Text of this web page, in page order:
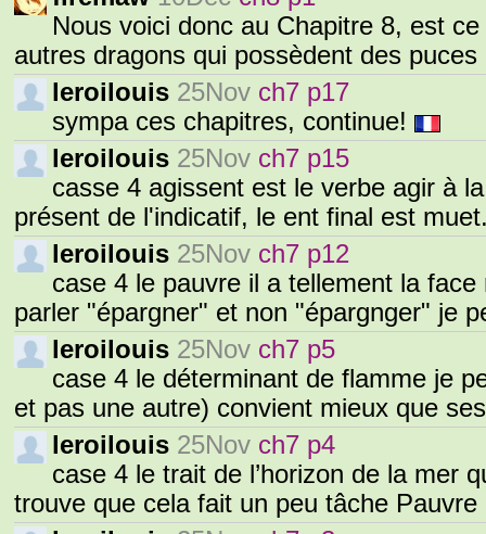
Nous voici donc au Chapitre 8, est
autres dragons qui possèdent des
leroilouis 25Nov ch7 p17
sympa ces chapitres, continue!
leroilouis 25Nov ch7 p15
casse 4 agissent est le verbe agir à
présent de l'indicatif, le ent final est
leroilouis 25Nov ch7 p12
case 4 le pauvre il a tellement la
parler "épargner" et non "épargnger" je
leroilouis 25Nov ch7 p5
case 4 le déterminant de flamme je
et pas une autre) convient mieux que
leroilouis 25Nov ch7 p4
case 4 le trait de l’horizon de la mer
trouve que cela fait un peu tâche